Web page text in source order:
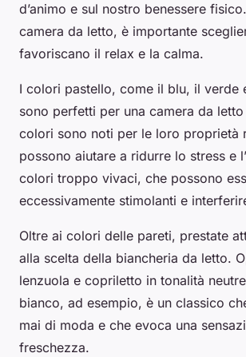
d’animo e sul nostro benessere
camera da letto, è importante
favoriscano il relax e la calma.
I colori pastello, come il blu, il verde
sono perfetti per una camera da letto
colori sono noti per le loro proprietà
possono aiutare a ridurre lo stress e
colori troppo vivaci, che possono
eccessivamente stimolanti e
Oltre ai colori delle pareti, prestate
alla scelta della biancheria da letto.
lenzuola e copriletto in tonalità
bianco, ad esempio, è un classico
mai di moda e che evoca una
freschezza.